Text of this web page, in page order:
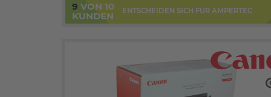
9 VON 10
KUNDEN
ENTSCHEIDEN SICH FÜR AMPERTEC